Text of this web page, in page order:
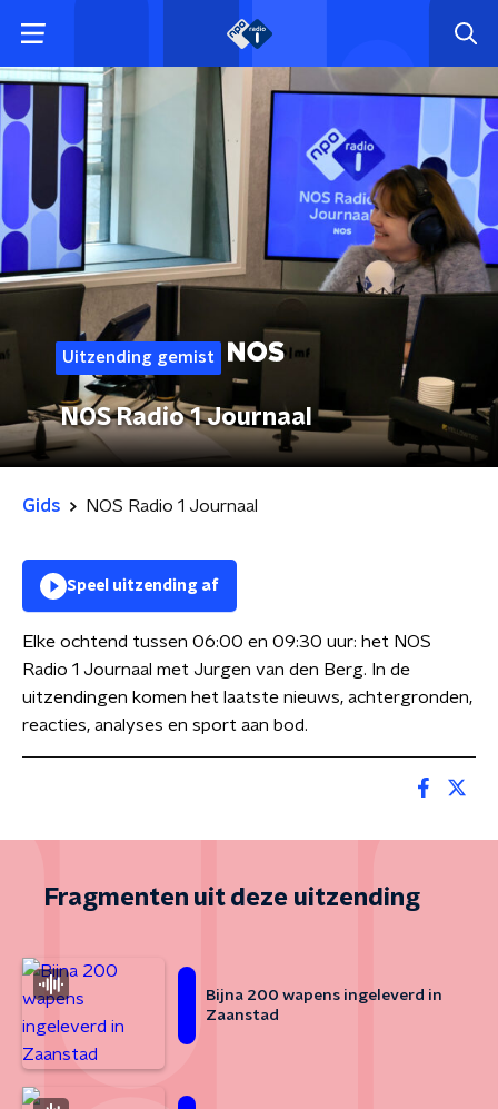
Uitzending gemist
NOS Radio 1 Journaal
Gids NOS Radio 1 Journaal
Speel uitzending af
Elke ochtend tussen 06:00 en 09:30 uur: het NOS
Radio 1 Journaal met Jurgen van den Berg. In de
uitzendingen komen het laatste nieuws, achtergronden,
reacties, analyses en sport aan bod.
Fragmenten uit deze uitzending
Bijna 200 wapens ingeleverd in
Zaanstad